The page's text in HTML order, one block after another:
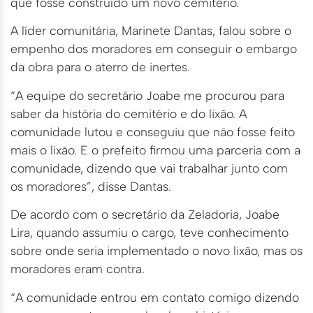
A líder comunitária, Marinete Dantas, falou sobre o
empenho dos moradores em conseguir o embargo
da obra para o aterro de inertes.
“A equipe do secretário Joabe me procurou para
saber da história do cemitério e do lixão. A
comunidade lutou e conseguiu que não fosse feito
mais o lixão. E o prefeito firmou uma parceria com a
comunidade, dizendo que vai trabalhar junto com
os moradores”, disse Dantas.
De acordo com o secretário da Zeladoria, Joabe
Lira, quando assumiu o cargo, teve conhecimento
sobre onde seria implementado o novo lixão, mas os
moradores eram contra.
“A comunidade entrou em contato comigo dizendo